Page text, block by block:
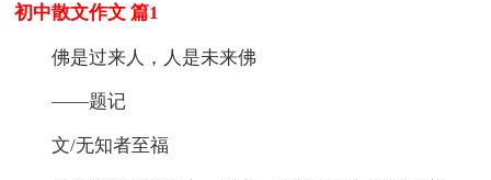
初中散文作文 篇1
佛是过来人，人是未来佛
——题记
文/无知者至福